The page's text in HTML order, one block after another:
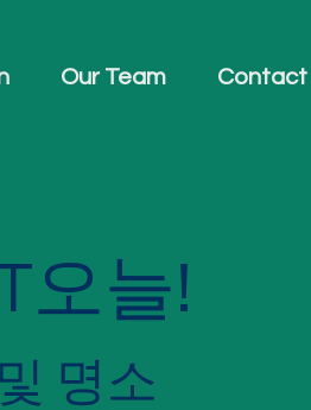
Our Team Contact
오늘!
및 명소